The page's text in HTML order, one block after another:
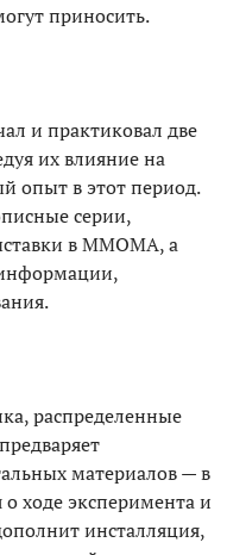
приносить.
и практиковал две
их влияние на
опыт в этот период.
серии,
в ММОМА, а
распределенные
материалов — в
ходе эксперимента и
инсталляция,